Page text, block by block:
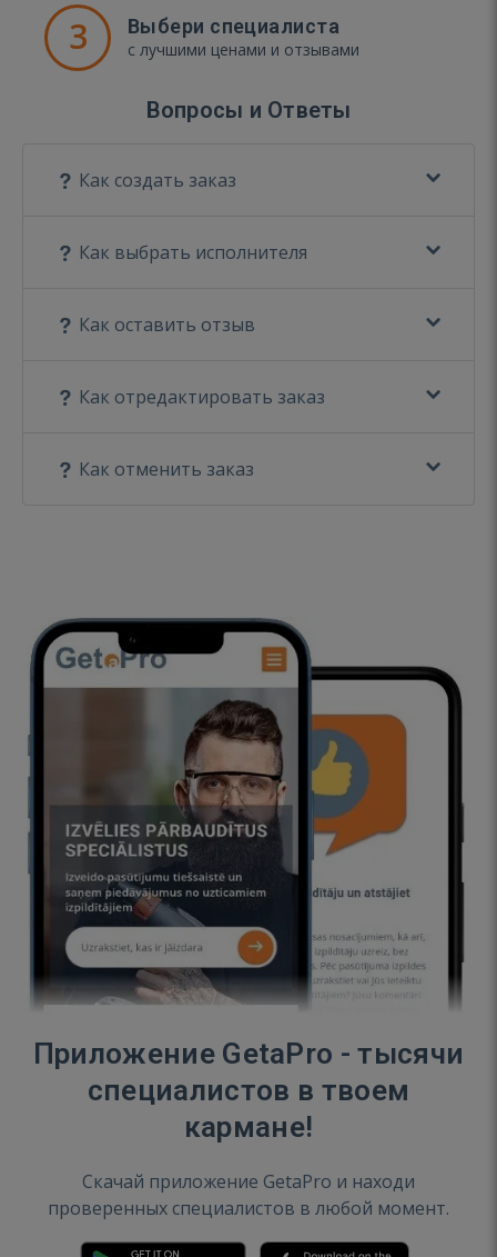
3 Выбери специалиста
с лучшими ценами и отзывами
Вопросы и Ответы
Как создать заказ
Как выбрать исполнителя
Как оставить отзыв
Как отредактировать заказ
Как отменить заказ
Приложение GetaPro - тысячи
специалистов в твоем
кармане!
Скачай приложение GetaPro и находи
проверенных специалистов в любой момент.